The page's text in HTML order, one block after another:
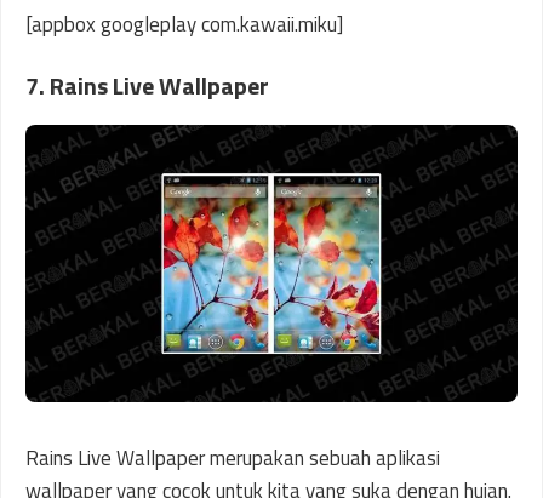
[appbox googleplay com.kawaii.miku]
7. Rains Live Wallpaper
Rains Live Wallpaper merupakan sebuah aplikasi
wallpaper yang cocok untuk kita yang suka dengan hujan.